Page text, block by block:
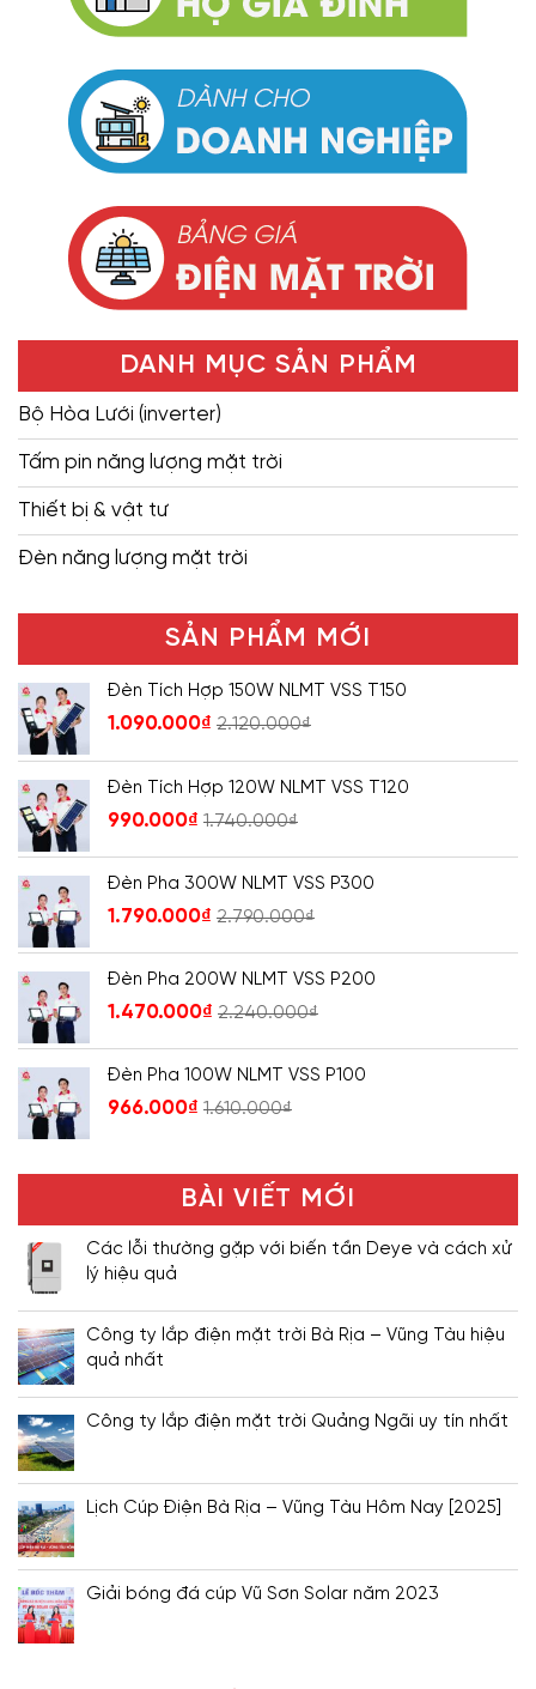
DANH MỤC SẢN PHẨM
Bộ Hòa Lưới (inverter)
Tấm pin năng lượng mặt trời
Thiết bị & vật tư
Đèn năng lượng mặt trời
SẢN PHẨM MỚI
Đèn Tích Hợp 150W NLMT VSS T150
1.090.000₫ 2.120.000₫
Đèn Tích Hợp 120W NLMT VSS T120
990.000₫ 1.740.000₫
Đèn Pha 300W NLMT VSS P300
1.790.000₫ 2.790.000₫
Đèn Pha 200W NLMT VSS P200
1.470.000₫ 2.240.000₫
Đèn Pha 100W NLMT VSS P100
966.000₫ 1.610.000₫
BÀI VIẾT MỚI
Các lỗi thường gặp với biến tần Deye và cách xử
lý hiệu quả
Công ty lắp điện mặt trời Bà Rịa – Vũng Tàu hiệu
quả nhất
Công ty lắp điện mặt trời Quảng Ngãi uy tín nhất
Lịch Cúp Điện Bà Rịa – Vũng Tàu Hôm Nay [2025]
Giải bóng đá cúp Vũ Sơn Solar năm 2023